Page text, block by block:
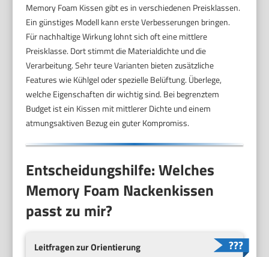
Memory Foam Kissen gibt es in verschiedenen Preisklassen.
Ein günstiges Modell kann erste Verbesserungen bringen.
Für nachhaltige Wirkung lohnt sich oft eine mittlere
Preisklasse. Dort stimmt die Materialdichte und die
Verarbeitung. Sehr teure Varianten bieten zusätzliche
Features wie Kühlgel oder spezielle Belüftung. Überlege,
welche Eigenschaften dir wichtig sind. Bei begrenztem
Budget ist ein Kissen mit mittlerer Dichte und einem
atmungsaktiven Bezug ein guter Kompromiss.
Entscheidungshilfe: Welches
Memory Foam Nackenkissen
passt zu mir?
Leitfragen zur Orientierung